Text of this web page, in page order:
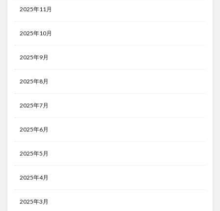
2025年11月
2025年10月
2025年9月
2025年8月
2025年7月
2025年6月
2025年5月
2025年4月
2025年3月